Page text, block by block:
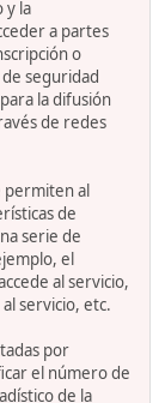
y la
a partes
o
seguridad
la difusión
de redes
permiten al
de
serie de
el
al servicio,
servicio, etc.
por
el número de
de la